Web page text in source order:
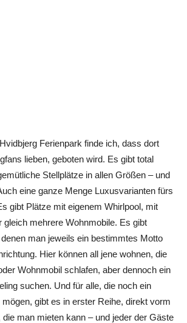
Ferienpark finde ich, dass dort
lieben, geboten wird. Es gibt total
Stellplätze in allen Größen – und
eine ganze Menge Luxusvarianten fürs
gibt Plätze mit eigenem Whirlpool, mit
gleich mehrere Wohnmobile. Es gibt
man jeweils ein bestimmtes Motto
Hier können all jene wohnen, die
Wohnmobil schlafen, aber dennoch ein
suchen. Und für alle, die noch ein
gibt es in erster Reihe, direkt vorm
die man mieten kann – und jeder der Gäste